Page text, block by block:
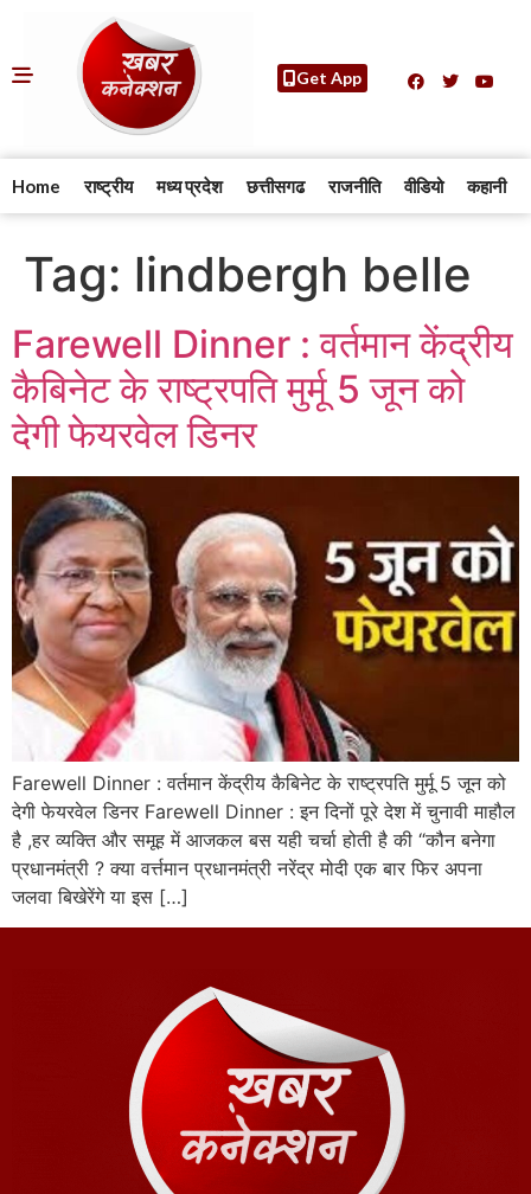
Get App
Home राष्ट्रीय मध्य प्रदेश छत्तीसगढ राजनीति वीडियो कहानी
Tag: lindbergh belle
Farewell Dinner : वर्तमान केंद्रीय
कैबिनेट के राष्ट्रपति मुर्मू 5 जून को
देगी फेयरवेल डिनर
Farewell Dinner : वर्तमान केंद्रीय कैबिनेट के राष्ट्रपति मुर्मू 5 जून को
देगी फेयरवेल डिनर Farewell Dinner : इन दिनों पूरे देश में चुनावी माहौल
है ,हर व्यक्ति और समूह में आजकल बस यही चर्चा होती है की “कौन बनेगा
प्रधानमंत्री ? क्या वर्त्तमान प्रधानमंत्री नरेंद्र मोदी एक बार फिर अपना
जलवा बिखेरेंगे या इस […]